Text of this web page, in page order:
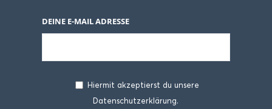
DEINE E-MAIL ADRESSE
Hiermit akzeptierst du unsere
Datenschutzerklärung.